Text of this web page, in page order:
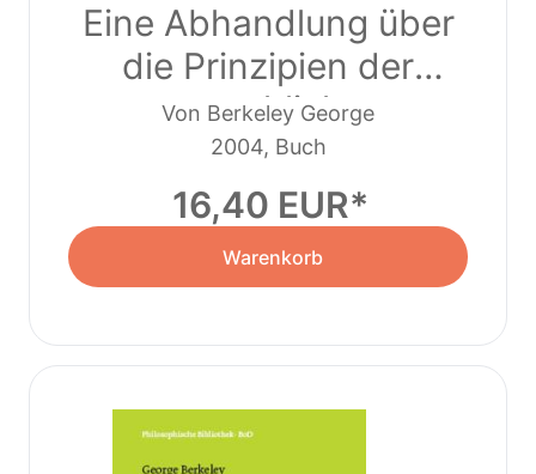
Eine Abhandlung über
die Prinzipien der
menschlichen
Erkenntnis
Von Berkeley George
2004, Buch
16,40 EUR
Warenkorb